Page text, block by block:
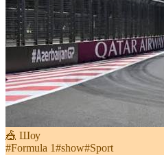
🎪 Шоу
#Formula 1#show#Sport